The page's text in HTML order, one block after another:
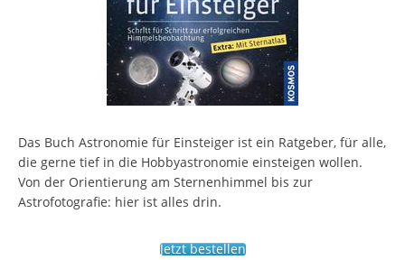
Das Buch Astronomie für Einsteiger ist ein Ratgeber, für alle,
die gerne tief in die Hobbyastronomie einsteigen wollen.
Von der Orientierung am Sternenhimmel bis zur
Astrofotografie: hier ist alles drin.
Jetzt bestellen